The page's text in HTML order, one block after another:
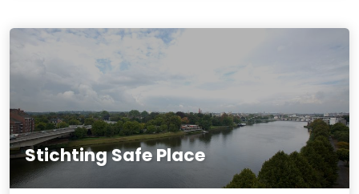
Stichting Safe Place